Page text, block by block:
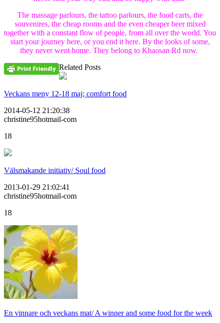
The massage parlours, the tattoo parlours, the food carts, the
souvenires, the cheap rooms and the even cheaper beer mixed
together with a constant flow of people, from all over the world. You
start your journey here, or you end it here. By the looks of some,
they never went home. They belong to Khaosan Rd now.
Related Posts
Veckans meny 12-18 maj; comfort food
2014-05-12 21:20:38
christine95hotmail-com
18
Välsmakande initiativ/ Soul food
2013-01-29 21:02:41
christine95hotmail-com
18
En vinnare och veckans mat/ A winner and some food for the week